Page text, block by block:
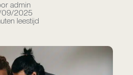
admin
2025
leestijd